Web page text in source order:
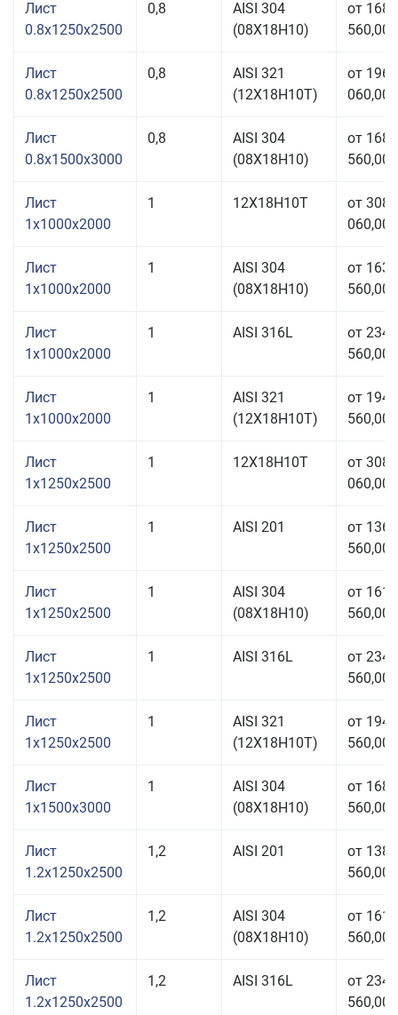
Лист
0.8x1250x2500
0,8
AISI 304
(08Х18Н10)
от 168
560,00
Лист
0.8x1250x2500
0,8
AISI 321
(12Х18Н10Т)
от 196
060,00
Лист
0.8x1500x3000
0,8
AISI 304
(08Х18Н10)
от 168
560,00
Лист
1x1000x2000
1 12Х18Н10Т
от 308
060,00
Лист
1x1000x2000
1
AISI 304
(08Х18Н10)
от 163
560,00
Лист
1x1000x2000
1 AISI 316L
от 234
560,00
Лист
1x1000x2000
1
AISI 321
(12Х18Н10Т)
от 194
560,00
Лист
1x1250x2500
1 12Х18Н10Т
от 308
060,00
Лист
1x1250x2500
1 AISI 201
от 136
560,00
Лист
1x1250x2500
1
AISI 304
(08Х18Н10)
от 161
560,00
Лист
1x1250x2500
1 AISI 316L
от 234
560,00
Лист
1x1250x2500
1
AISI 321
(12Х18Н10Т)
от 194
560,00
Лист
1x1500x3000
1
AISI 304
(08Х18Н10)
от 168
560,00
Лист
1.2x1250x2500
1,2 AISI 201
от 138
560,00
Лист
1.2x1250x2500
1,2
AISI 304
(08Х18Н10)
от 161
560,00
Лист
1.2x1250x2500
1,2 AISI 316L
от 234
560,00